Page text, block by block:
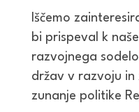
Iščemo
bi prispeval k
razvojnega
držav v razvoju in
zunanje politike